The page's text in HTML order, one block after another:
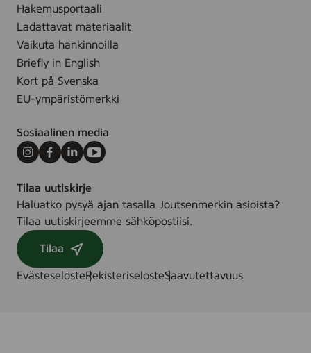
Hakemusportaali
Ladattavat materiaalit
Vaikuta hankinnoilla
Briefly in English
Kort på Svenska
EU-ympäristömerkki
Sosiaalinen media
Instagram
Facebook
LinkedInYoutube
Tilaa uutiskirje
Haluatko pysyä ajan tasalla Joutsenmerkin asioista?
Tilaa uutiskirjeemme sähköpostiisi.
Tilaa
EvästeselosteRekisteriselosteSaavutettavuus